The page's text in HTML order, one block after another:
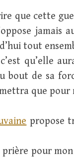
que cette
jamais
tout
qu’elle
bout de sa
que pour
propose
pour